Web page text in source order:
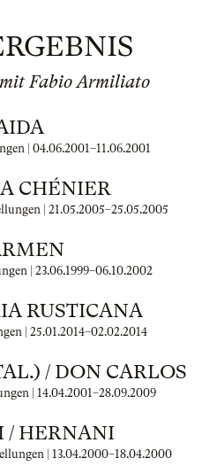
Fabio Armiliato
| 04.06.2001–11.06.2001
CHÉNIER
| 21.05.2005–25.05.2005
| 23.06.1999–06.10.2002
RUSTICANA
| 25.01.2014–02.02.2014
/ DON CARLOS
| 14.04.2001–28.09.2009
/ HERNANI
| 13.04.2000–18.04.2000